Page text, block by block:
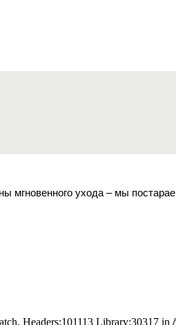
мгновенного ухода – мы
Headers:101113 Library:30317 in